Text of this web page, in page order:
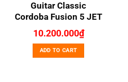
Guitar Classic
Cordoba Fusion 5 JET
10.200.000₫
ADD TO CART